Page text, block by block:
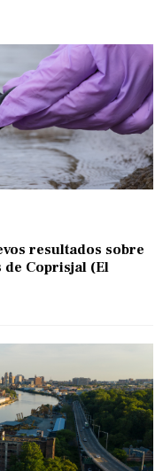
resultados sobre
Coprisjal (El